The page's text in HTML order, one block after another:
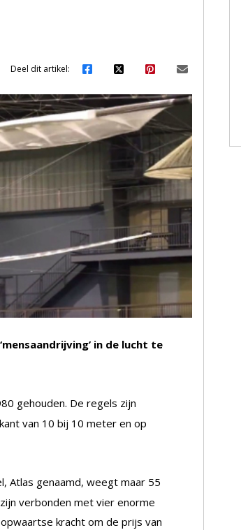
Deel dit artikel:
in de lucht te
gehouden. De regels zijn
van 10 bij 10 meter en op
Atlas genaamd, weegt maar 55
verbonden met vier enorme
kracht om de prijs van